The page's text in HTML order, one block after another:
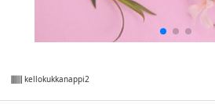
kellokukkanappi2